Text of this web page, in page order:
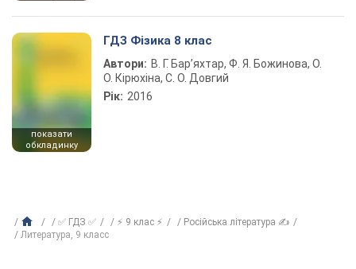
показати
обкладинку
ГДЗ Фізика 8 клас
Автори: В. Г. Бар’яхтар, Ф. Я. Божинова, О.
О. Кірюхіна, С. О. Довгий
Рік: 2016
✅ ГДЗ ✅ ⚡ 9 клас ⚡
Російська література ✍
Литература, 9 класс